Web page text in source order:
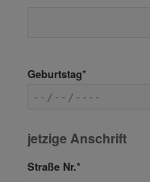
Geburtstag*
jetzige Anschrift
Straße Nr.*